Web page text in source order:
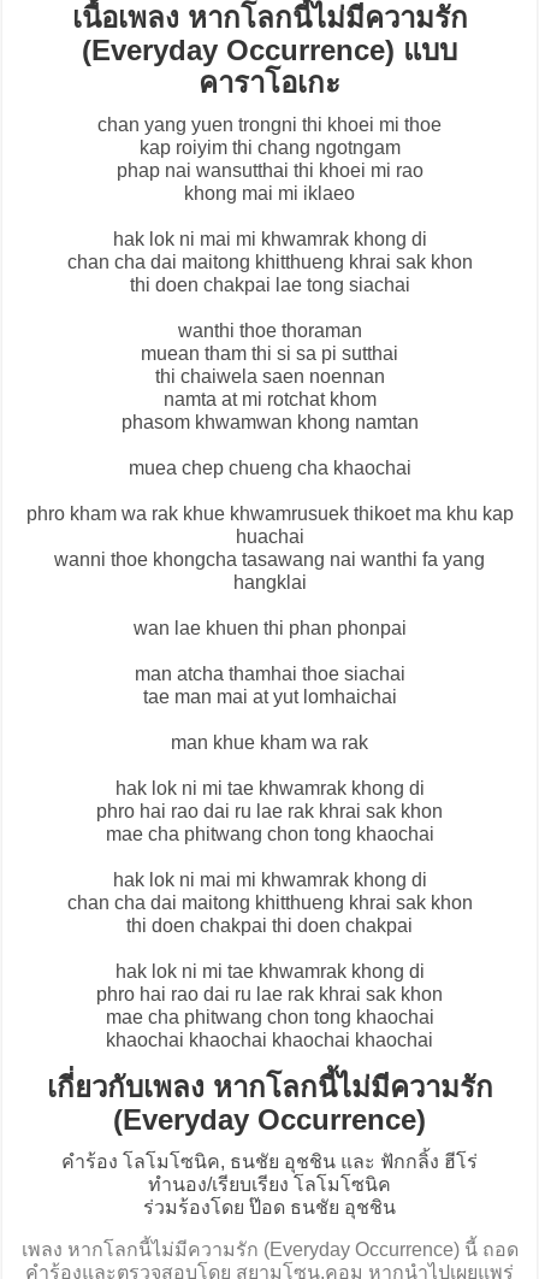
เนื้อเพลง หากโลกนี้ไม่มีความรัก
(Everyday Occurrence) แบบ
คาราโอเกะ
chan yang yuen trongni thi khoei mi thoe
kap roiyim thi chang ngotngam
phap nai wansutthai thi khoei mi rao
khong mai mi iklaeo
hak lok ni mai mi khwamrak khong di
chan cha dai maitong khitthueng khrai sak khon
thi doen chakpai lae tong siachai
wanthi thoe thoraman
muean tham thi si sa pi sutthai
thi chaiwela saen noennan
namta at mi rotchat khom
phasom khwamwan khong namtan
muea chep chueng cha khaochai
phro kham wa rak khue khwamrusuek thikoet ma khu kap
huachai
wanni thoe khongcha tasawang nai wanthi fa yang
hangklai
wan lae khuen thi phan phonpai
man atcha thamhai thoe siachai
tae man mai at yut lomhaichai
man khue kham wa rak
hak lok ni mi tae khwamrak khong di
phro hai rao dai ru lae rak khrai sak khon
mae cha phitwang chon tong khaochai
hak lok ni mai mi khwamrak khong di
chan cha dai maitong khitthueng khrai sak khon
thi doen chakpai thi doen chakpai
hak lok ni mi tae khwamrak khong di
phro hai rao dai ru lae rak khrai sak khon
mae cha phitwang chon tong khaochai
khaochai khaochai khaochai khaochai
เกี่ยวกับเพลง หากโลกนี้ไม่มีความรัก
(Everyday Occurrence)
คำร้อง โลโมโซนิค, ธนชัย อุชชิน และ ฟักกลิ้ง ฮีโร่
ทำนอง/เรียบเรียง โลโมโซนิค
ร่วมร้องโดย ป๊อด ธนชัย อุชชิน
เพลง หากโลกนี้ไม่มีความรัก (Everyday Occurrence) นี้ ถอด
คำร้องและตรวจสอบโดย สยามโซน.คอม หากนำไปเผยแพร่